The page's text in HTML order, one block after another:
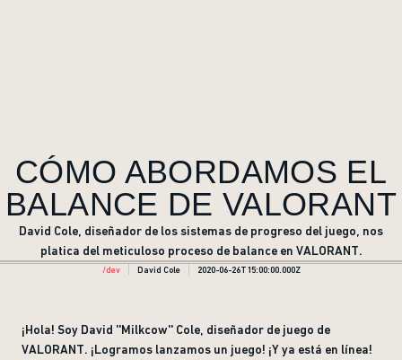
CÓMO ABORDAMOS EL
BALANCE DE VALORANT
David Cole, diseñador de los sistemas de progreso del juego, nos
platica del meticuloso proceso de balance en VALORANT.
/dev David Cole 2020-06-26T15:00:00.000Z
¡Hola! Soy David ''Milkcow'' Cole, diseñador de juego de
VALORANT. ¡Logramos lanzamos un juego! ¡Y ya está en línea!